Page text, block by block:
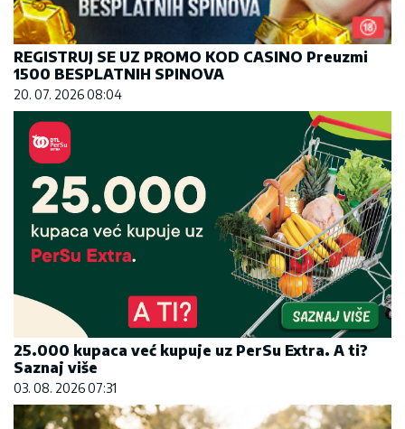
REGISTRUJ SE UZ PROMO KOD CASINO Preuzmi
1500 BESPLATNIH SPINOVA
20. 07. 2026 08:04
25.000 kupaca već kupuje uz PerSu Extra. A ti?
Saznaj više
03. 08. 2026 07:31